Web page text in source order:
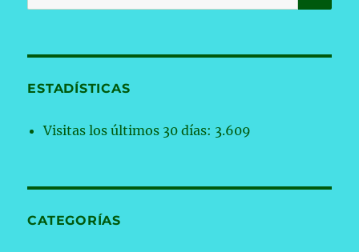
por:
ESTADÍSTICAS
Visitas los últimos 30 días: 3.609
CATEGORÍAS